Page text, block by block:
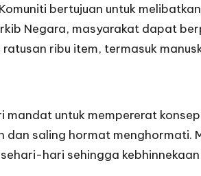
bertujuan untuk
Negara, masyarakat dapat
ribu item, termasuk
untuk mempererat
saling hormat menghormati.
hari sehingga